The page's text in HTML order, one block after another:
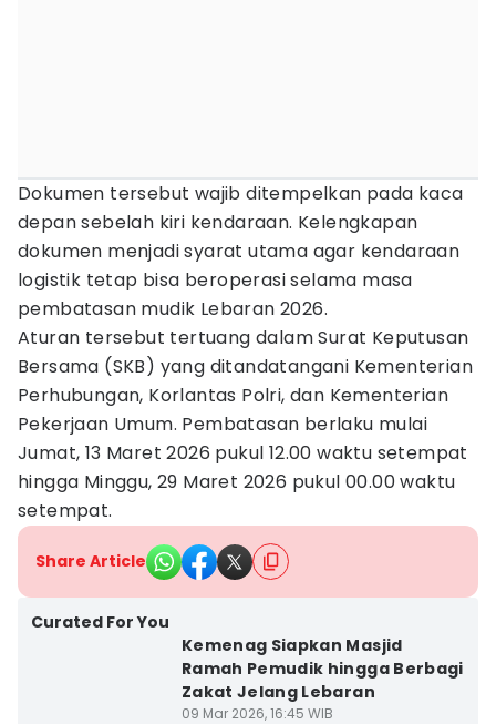
Dokumen tersebut wajib ditempelkan pada kaca
depan sebelah kiri kendaraan. Kelengkapan
dokumen menjadi syarat utama agar kendaraan
logistik tetap bisa beroperasi selama masa
pembatasan mudik Lebaran 2026.
Aturan tersebut tertuang dalam Surat Keputusan
Bersama (SKB) yang ditandatangani Kementerian
Perhubungan, Korlantas Polri, dan Kementerian
Pekerjaan Umum. Pembatasan berlaku mulai
Jumat, 13 Maret 2026 pukul 12.00 waktu setempat
hingga Minggu, 29 Maret 2026 pukul 00.00 waktu
setempat.
Share Article
Curated For You
Kemenag Siapkan Masjid
Ramah Pemudik hingga Berbagi
Zakat Jelang Lebaran
09 Mar 2026, 16:45 WIB